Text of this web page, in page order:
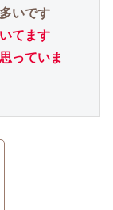
いです
てます
っていま